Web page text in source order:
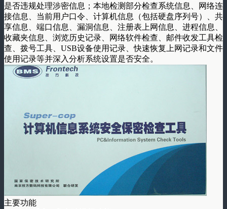
是否违规处理涉密信息；本地检测部分检查系统信息、网络连
接信息、当前用户口令、计算机信息（包括硬盘序列号）、共
享信息、端口信息、漏洞信息、注册表上网信息、进程信息、
收藏夹信息、浏览历史记录、网络软件检查、邮件收发工具检
查、拨号工具、USB设备使用记录、快速恢复上网记录和文件
使用记录等并深入分析系统设置是否安全。
主要功能